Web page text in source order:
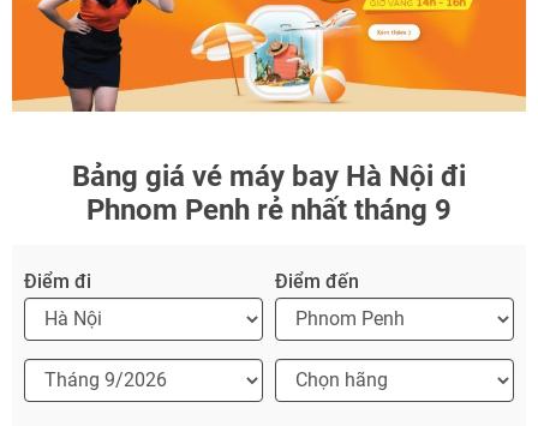
Bảng giá vé máy bay Hà Nội đi
Phnom Penh rẻ nhất tháng 9
Điểm đi Điểm đến